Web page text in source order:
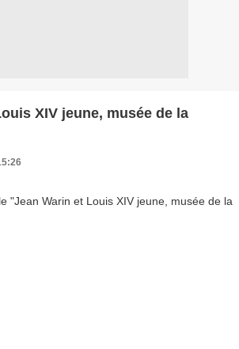
XIV jeune, musée de la